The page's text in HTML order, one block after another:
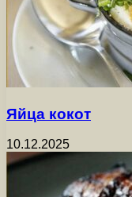
Яйца кокот
10.12.2025